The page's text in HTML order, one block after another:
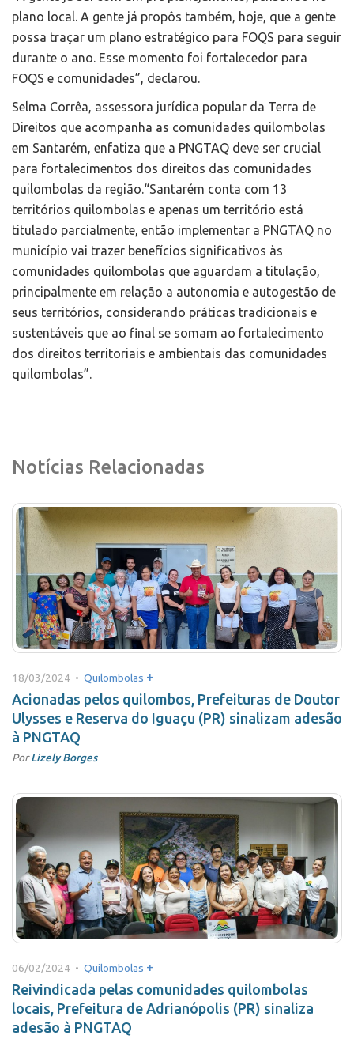
plano local. A gente já propôs também, hoje, que a gente
possa traçar um plano estratégico para FOQS para seguir
durante o ano. Esse momento foi fortalecedor para
FOQS e comunidades”, declarou.
Selma Corrêa, assessora jurídica popular da Terra de
Direitos que acompanha as comunidades quilombolas
em Santarém, enfatiza que a PNGTAQ deve ser crucial
para fortalecimentos dos direitos das comunidades
quilombolas da região.“Santarém conta com 13
territórios quilombolas e apenas um território está
titulado parcialmente, então implementar a PNGTAQ no
município vai trazer benefícios significativos às
comunidades quilombolas que aguardam a titulação,
principalmente em relação a autonomia e autogestão de
seus territórios, considerando práticas tradicionais e
sustentáveis que ao final se somam ao fortalecimento
dos direitos territoriais e ambientais das comunidades
quilombolas”.
Notícias Relacionadas
18/03/2024 • Quilombolas +
Acionadas pelos quilombos, Prefeituras de Doutor
Ulysses e Reserva do Iguaçu (PR) sinalizam adesão
à PNGTAQ
PorLizely Borges
06/02/2024 • Quilombolas +
Reivindicada pelas comunidades quilombolas
locais, Prefeitura de Adrianópolis (PR) sinaliza
adesão à PNGTAQ